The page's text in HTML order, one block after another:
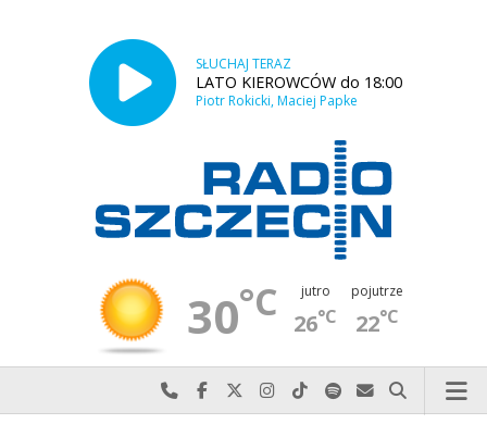
SŁUCHAJ TERAZ
LATO KIEROWCÓW do 18:00
Piotr Rokicki, Maciej Papke
30°C jutro
26°C
pojutrze
22°C
Najlepiej po prostu do nas zadzwoń
Odwiedź nas na Facebook-u
Odwiedź nas na X
Odwiedź nas na Instagram-ie
Odwiedź nas na TikTok-u
Szukaj nas na Spotify
Wyślij do nas
Szukaj